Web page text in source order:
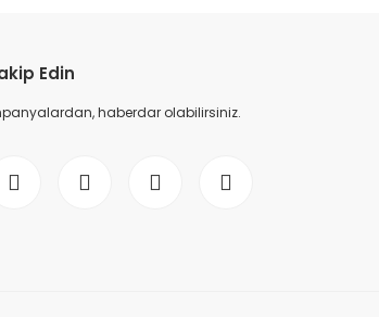
Edin
haberdar olabilirsiniz.